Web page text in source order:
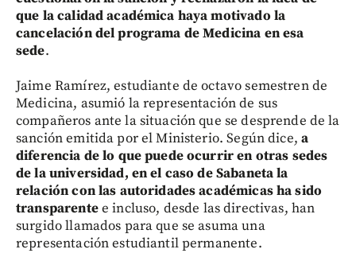
que la calidad académica haya motivado la
cancelación del programa de Medicina en esa
sede.
Jaime Ramírez, estudiante de octavo semestren de
Medicina, asumió la representación de sus
compañeros ante la situación que se desprende de la
sanción emitida por el Ministerio. Según dice,a
diferencia de lo que puede ocurrir en otras sedes
de la universidad, en el caso de Sabaneta la
relación con las autoridades académicas ha sido
transparentee incluso, desde las directivas, han
surgido llamados para que se asuma una
representación estudiantil permanente.